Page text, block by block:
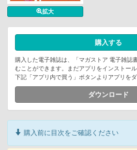
拡大
購入する
購入した電子雑誌は、「マガストア 電子雑誌
むことができます。まだアプリをインストー
下記「アプリ内で買う」ボタンよりアプリを
ダウンロード
購入前に目次をご確認ください